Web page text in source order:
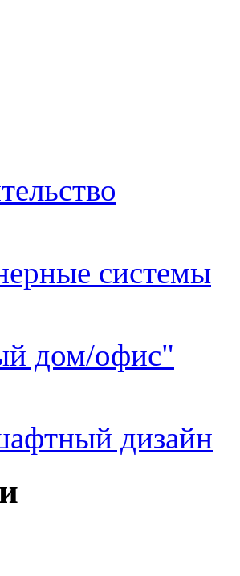
системы
дом/офис"
дизайн